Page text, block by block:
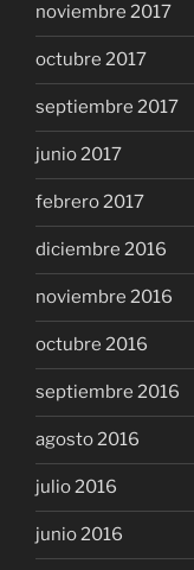
noviembre 2017
octubre 2017
septiembre 2017
junio 2017
febrero 2017
diciembre 2016
noviembre 2016
octubre 2016
septiembre 2016
agosto 2016
julio 2016
junio 2016